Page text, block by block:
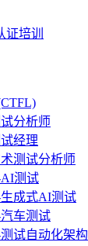
证培训
分析师
经理
测试分析师
测试
成式AI测试
车测试
试自动化架构